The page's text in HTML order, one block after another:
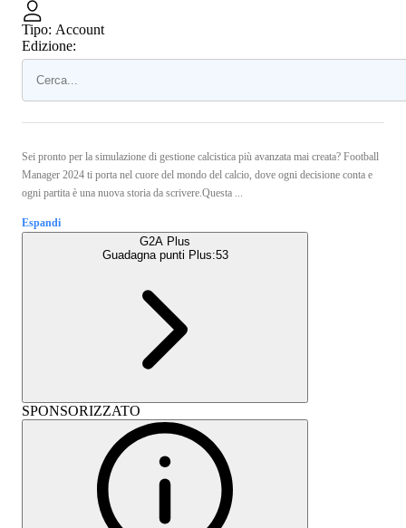
Tipo: Account
Edizione:
Sei pronto per la simulazione di gestione calcistica più avanzata mai creata? Football
Manager 2024 ti porta nel cuore del mondo del calcio, dove ogni decisione conta e
ogni partita è una nuova storia da scrivere.Questa ...
Espandi
G2A Plus
Guadagna punti Plus:53
SPONSORIZZATO